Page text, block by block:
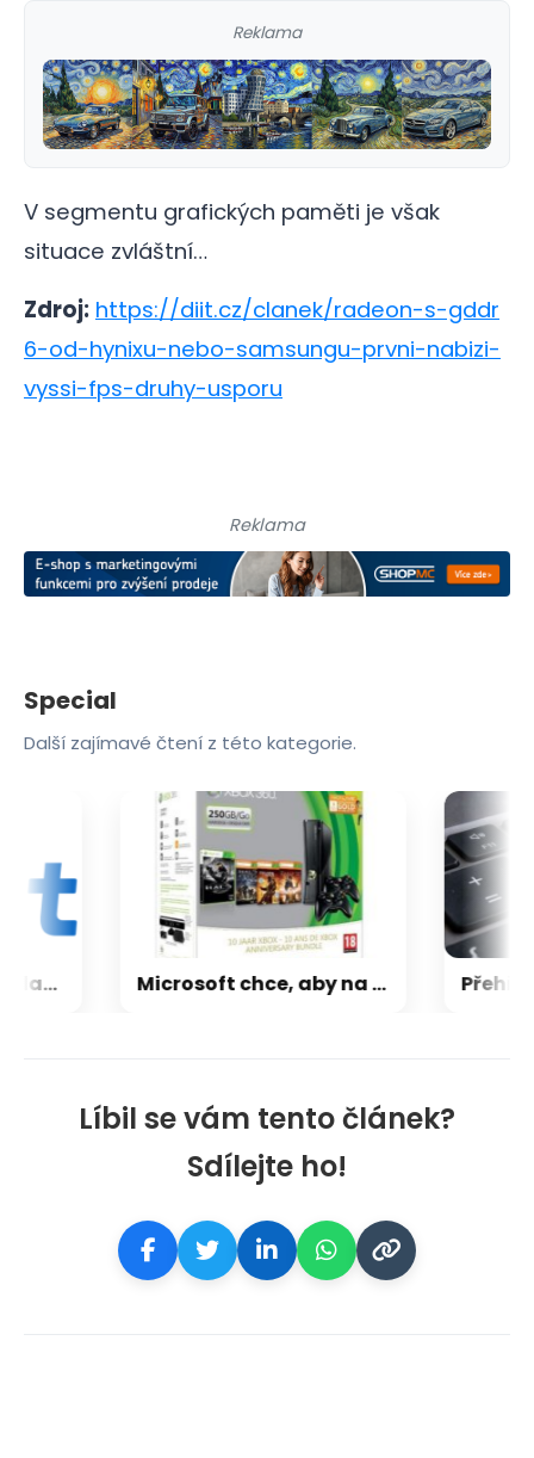
Reklama
V segmentu grafických paměti je však
situace zvláštní…
Zdroj: https://diit.cz/clanek/radeon-s-gddr
6-od-hynixu-nebo-samsungu-prvni-nabizi-
vyssi-fps-druhy-usporu
Líbil se vám tento článek?
Sdílejte ho!
Reklama
Special
Další zajímavé čtení z této kategorie.
CXMT odmítla požadavky Applu, nenechá si diktovat ceny Microsoft chce, aby na Xbox Helix běhaly všechny hry, které kdy vyšly pro Xbox